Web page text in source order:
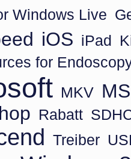
Windows Live
iOS iPad
for
MKV
Rabatt
Treiber